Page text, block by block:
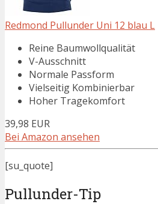
Redmond Pullunder Uni 12 blau L
Reine Baumwollqualität
V-Ausschnitt
Normale Passform
Vielseitig Kombinierbar
Hoher Tragekomfort
39,98 EUR
Bei Amazon ansehen
[su_quote]
Pullunder-Tip